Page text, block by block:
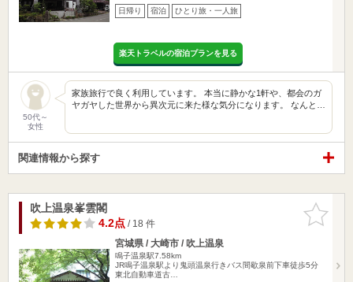
日帰り 宿泊 ひとり旅・一人旅
楽天トラベルの宿泊プランを見る
50代～
女性
家族旅行で良く利用しています。 本当に静かな1軒や、都会のガ
ヤガヤした世界から異次元に来た様な気分になります。 なんと…
関連情報から探す
お気に入
りに追加
吹上温泉峯雲閣
4.2点/ 18 件
宮城県 / 大崎市 / 吹上温泉
鳴子温泉駅7.58km
JR鳴子温泉駅より鬼頭温泉行きバス間歇泉前下車徒歩5分
東北自動車道古…